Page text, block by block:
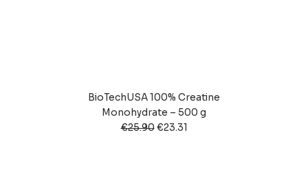
BioTechUSA 100% Creatine
Monohydrate – 500 g
€25.90 €23.31